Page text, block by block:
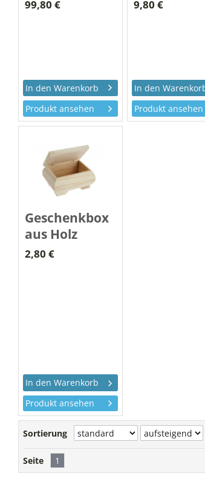
99,80 €
Produkt ansehen
9,80 €
Produkt ansehen
Geschenkbox
aus Holz
2,80 €
Produkt ansehen
Sortierung
Seite 1